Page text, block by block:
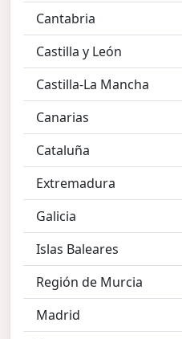
Cantabria
Castilla y León
Castilla-La Mancha
Canarias
Cataluña
Extremadura
Galicia
Islas Baleares
Región de Murcia
Madrid